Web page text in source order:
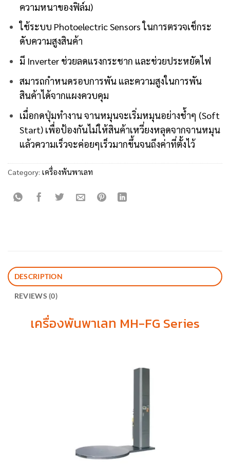
ความหนาของฟิล์ม)
ใช้ระบบ Photoelectric Sensors ในการตรวจเช็กระ
ดับความสูงสินค้า
มี Inverter ช่วยลดแรงกระชาก และช่วยประหยัดไฟ
สมารถกำหนดรอบการพัน และความสูงในการพัน
สินค้าได้จากแผงควบคุม
เมื่อกดปุ่มทำงาน จานหมุนจะเริ่มหมุนอย่างช้ำๆ (Soft
Start) เพื่อป้องกันไม่ให้สินค้าเหวี่ยงหลุดจากจานหมุน
แล้วความเร็วจะค่อยๆเร็วมากขึ้นจนถึงค่าที่ตั้งไว้
Category: เครื่องพันพาเลท
DESCRIPTION
REVIEWS (0)
เครื่องพันพาเลท MH-FG Series